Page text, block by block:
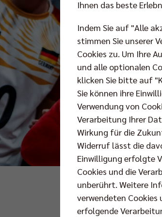
Foto: FIVB/
Ihnen das beste
Indem Sie auf "Alle
stimmen Sie unserer
Cookies zu. Um Ihre
und alle optionalen
klicken Sie bitte auf
Sie können ihre
Verwendung von
Verarbeitung Ihrer
Wirkung für die
Widerruf lässt die
Einwilligung erfolgte
Cookies und die
unberührt. Weitere
verwendeten Cookies
erfolgende